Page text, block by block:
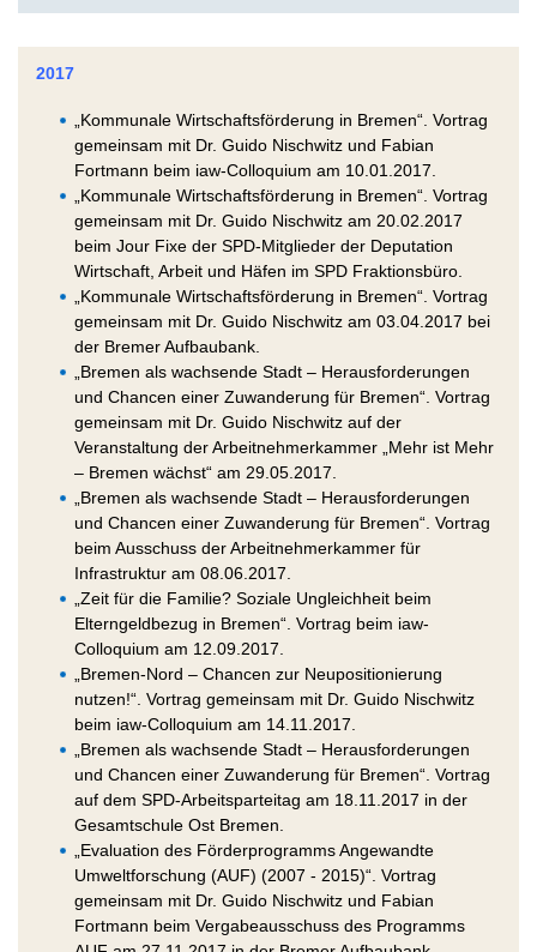
2017
„Kommunale Wirtschaftsförderung in Bremen“. Vortrag
gemeinsam mit Dr. Guido Nischwitz und Fabian
Fortmann beim iaw-Colloquium am 10.01.2017.
„Kommunale Wirtschaftsförderung in Bremen“. Vortrag
gemeinsam mit Dr. Guido Nischwitz am 20.02.2017
beim Jour Fixe der SPD-Mitglieder der Deputation
Wirtschaft, Arbeit und Häfen im SPD Fraktionsbüro.
„Kommunale Wirtschaftsförderung in Bremen“. Vortrag
gemeinsam mit Dr. Guido Nischwitz am 03.04.2017 bei
der Bremer Aufbaubank.
„Bremen als wachsende Stadt – Herausforderungen
und Chancen einer Zuwanderung für Bremen“. Vortrag
gemeinsam mit Dr. Guido Nischwitz auf der
Veranstaltung der Arbeitnehmerkammer „Mehr ist Mehr
– Bremen wächst“ am 29.05.2017.
„Bremen als wachsende Stadt – Herausforderungen
und Chancen einer Zuwanderung für Bremen“. Vortrag
beim Ausschuss der Arbeitnehmerkammer für
Infrastruktur am 08.06.2017.
„Zeit für die Familie? Soziale Ungleichheit beim
Elterngeldbezug in Bremen“. Vortrag beim iaw-
Colloquium am 12.09.2017.
„Bremen-Nord – Chancen zur Neupositionierung
nutzen!“. Vortrag gemeinsam mit Dr. Guido Nischwitz
beim iaw-Colloquium am 14.11.2017.
„Bremen als wachsende Stadt – Herausforderungen
und Chancen einer Zuwanderung für Bremen“. Vortrag
auf dem SPD-Arbeitsparteitag am 18.11.2017 in der
Gesamtschule Ost Bremen.
„Evaluation des Förderprogramms Angewandte
Umweltforschung (AUF) (2007 - 2015)“. Vortrag
gemeinsam mit Dr. Guido Nischwitz und Fabian
Fortmann beim Vergabeausschuss des Programms